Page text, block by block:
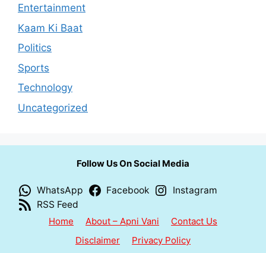
Entertainment
Kaam Ki Baat
Politics
Sports
Technology
Uncategorized
Follow Us On Social Media
WhatsApp Facebook
Instagram
RSS Feed
Home
About – Apni Vani
Contact Us
Disclaimer
Privacy Policy